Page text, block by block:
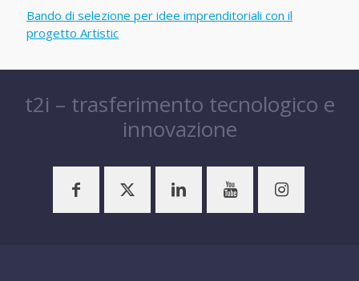
Bando di selezione per idee imprenditoriali con il
progetto Artistic
t2i – trasferimento tecnologico e
innovazione